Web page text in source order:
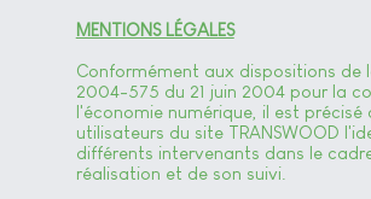
MENTIONS LÉGALES
Conformément aux dispositions de
2004-575 du 21 juin 2004 pour la
l'économie numérique, il est précisé
utilisateurs du site TRANSWOOD
différents intervenants dans le
réalisation et de son suivi.